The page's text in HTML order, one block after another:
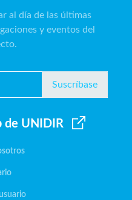
al día de las últimas
y eventos del
Suscríbase
de UNIDIR